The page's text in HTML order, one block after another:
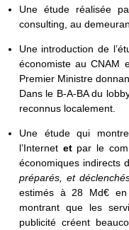
Une étude réalisée
consulting, au
Une introduction de
économiste au CNAM
Premier Ministre
Dans le B-A-BA du
reconnus localement.
Une étude qui
l’Internet et par le
économiques indirects
préparés, et
estimés à 28 Md€
montrant que les
publicité créent